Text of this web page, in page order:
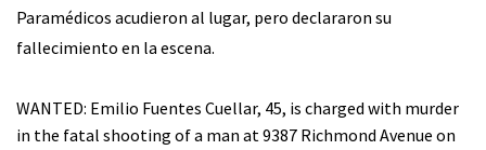
Paramédicos acudieron al lugar, pero declararon su
fallecimiento en la escena.
WANTED: Emilio Fuentes Cuellar, 45, is charged with murder
in the fatal shooting of a man at 9387 Richmond Avenue on